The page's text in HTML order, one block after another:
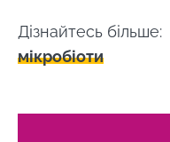
Дізнайтесь більше:
мікробіоти